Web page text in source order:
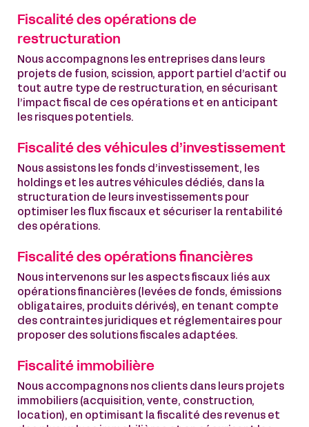
Fiscalité des opérations de
restructuration
Nous accompagnons les entreprises dans leurs
projets de fusion, scission, apport partiel d’actif ou
tout autre type de restructuration, en sécurisant
l’impact fiscal de ces opérations et en anticipant
les risques potentiels.
Fiscalité des véhicules d’investissement
Nous assistons les fonds d’investissement, les
holdings et les autres véhicules dédiés, dans la
structuration de leurs investissements pour
optimiser les flux fiscaux et sécuriser la rentabilité
des opérations.
Fiscalité des opérations financières
Nous intervenons sur les aspects fiscaux liés aux
opérations financières (levées de fonds, émissions
obligataires, produits dérivés), en tenant compte
des contraintes juridiques et réglementaires pour
proposer des solutions fiscales adaptées.
Fiscalité immobilière
Nous accompagnons nos clients dans leurs projets
immobiliers (acquisition, vente, construction,
location), en optimisant la fiscalité des revenus et